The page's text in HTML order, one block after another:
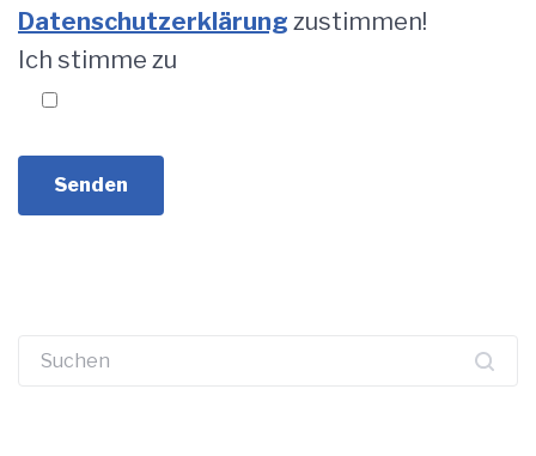
Datenschutzerklärung zustimmen!
Ich stimme zu
Suchen